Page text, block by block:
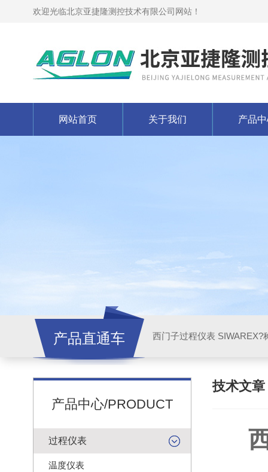
欢迎光临北京亚捷隆测控技术有限公司网站！
网站首页 关于我们 产品
产品直通车 西门子过程仪表 SIWAREX?
产品中心/PRODUCT
过程仪表
温度仪表
技术文章